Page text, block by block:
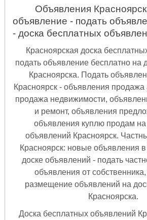
Объявления
объявление - подать
- доска бесплатных
Красноярская доска
подать объявление бесплатно на
Красноярска. Подать
Красноярск- объявления продажа
продажа недвижимости,
и ремонт, объявления
объявления куплю продам на
объявлений Красноярск.
Красноярск: новые объявления
доске объявлений - подать
объявления от
размещение объявлений на
Красноярска.
Доска бесплатных объявлений